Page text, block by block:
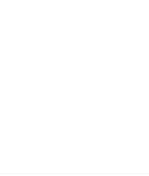
الله لم يفهم من